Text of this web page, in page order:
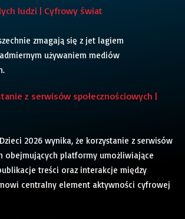
ludzi | Cyfrowy świat
zmagają się z jet lagiem
używaniem mediów
z serwisów społecznościowych |
2026 wynika, że korzystanie z serwisów
obejmujących platformy umożliwiające
treści oraz interakcje między
centralny element aktywności cyfrowej